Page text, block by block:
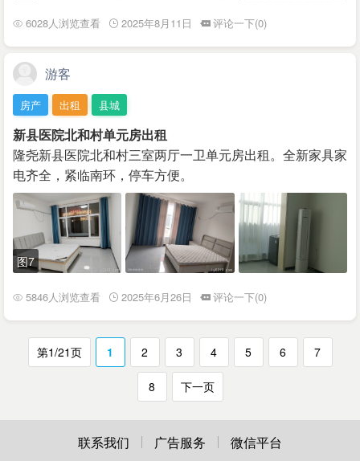
6028人浏览查看 2025年8月11日 评论一下(0)
游客
房产 出租 县城
新县医院北和村单元房出租
隆尧新县医院北和村三室两厅一卫单元房出租。全新家具家
电齐全，紧临南环，停车方便。
图7
5846人浏览查看 2025年6月26日 评论一下(0)
第1/21页 1 2 3 4 5 6 7
8 下一页
联系我们 广告服务 微信平台